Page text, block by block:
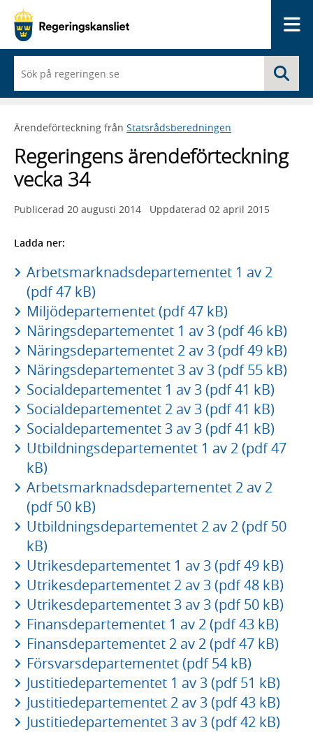
du
börjar
skriva
framträder
lista
med
sökförslag
Ärendeförteckning från Statsrådsberedningen
Regeringens ärendeförteckning
vecka 34
Publicerad 20 augusti 2014 Uppdaterad 02 april 2015
Ladda ner:
Arbetsmarknadsdepartementet 1 av 2
(pdf 47 kB)
Miljödepartementet (pdf 47 kB)
Näringsdepartementet 1 av 3 (pdf 46 kB)
Näringsdepartementet 2 av 3 (pdf 49 kB)
Näringsdepartementet 3 av 3 (pdf 55 kB)
Socialdepartementet 1 av 3 (pdf 41 kB)
Socialdepartementet 2 av 3 (pdf 41 kB)
Socialdepartementet 3 av 3 (pdf 41 kB)
Utbildningsdepartementet 1 av 2 (pdf 47
kB)
Arbetsmarknadsdepartementet 2 av 2
(pdf 50 kB)
Utbildningsdepartementet 2 av 2 (pdf 50
kB)
Utrikesdepartementet 1 av 3 (pdf 49 kB)
Utrikesdepartementet 2 av 3 (pdf 48 kB)
Utrikesdepartementet 3 av 3 (pdf 50 kB)
Finansdepartementet 1 av 2 (pdf 43 kB)
Finansdepartementet 2 av 2 (pdf 47 kB)
Försvarsdepartementet (pdf 54 kB)
Justitiedepartementet 1 av 3 (pdf 51 kB)
Justitiedepartementet 2 av 3 (pdf 43 kB)
Justitiedepartementet 3 av 3 (pdf 42 kB)